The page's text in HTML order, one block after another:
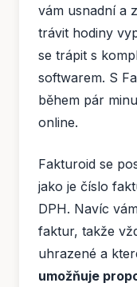
vám usnadní a
trávit hodiny
se trápit s
softwarem. S
během pár
online.
Fakturoid se
jako je číslo
DPH. Navíc
faktur, takže
uhrazené a
umožňuje